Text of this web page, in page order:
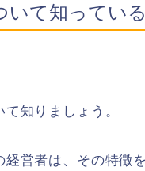
いて知っている
知りましょう。
営者は、その特徴